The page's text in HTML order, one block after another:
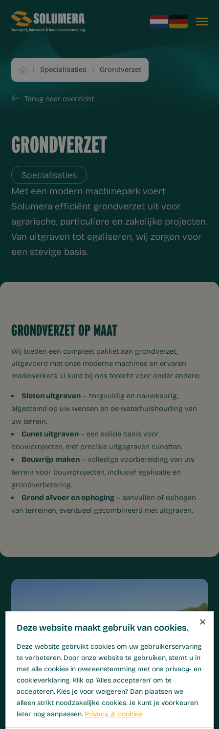
| Specialisaties | Grondverzet
Terug naar overzicht
GRONDVERZET
Specialisaties
Met een modern machinepark voert
Solumera efficiënt grondverzet uit voor
agrarische, particuliere en zakelijke projecten.
Van uitgraven tot egaliseren, wij zorgen voor
een stevige basis.
GRONDVERZET OP MAAT
Wij bieden een compleet pakket aan grondverzet,
uitgevoerd met onze moderne machines en ervaren
medewerkers. U kunt bij ons terecht voor onder andere:
Sloten uitgraven– zorgvuldig en nauwkeurig,
afgestemd op uw wensen en de waterhuishouding van
uw terrein.
Cunet uitgraven– een solide basis voor
bouwprojecten, met precisie uitgegraven cunetten.
Bouwrijp maken– volledige voorbereiding van uw
terrein voor bouwprojecten, inclusief egalisatie en
grondverbetering.
Grond afvoer en ophoging– aanvullen of ophogen
van terreinen, eventueel gecombineerd met uitgraven.
×
Deze website maakt gebruik van cookies.
Deze website gebruikt cookies om uw gebruikerservaring
te verbeteren. Door onze website te gebruiken, stemt u in
met alle cookies in overeenstemming met ons privacy- en
cookieverklaring. Klik op 'Alles accepteren' om te
accepteren. Kies je voor weigeren? Dan plaatsen we
alleen strikt noodzakelijke cookies. Je kunt je voorkeuren
later nog aanpassen. Privacy & cookies